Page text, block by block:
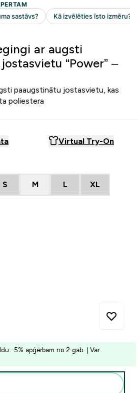
ar augsti
“Power” –
paaugstinātu jostasvietu, kas
poliestera
Virtual Try-On
S M L XL
-5% apģērbam no 2 gab. | Var
price